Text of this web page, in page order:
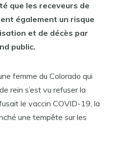
que les receveurs de
également un risque
et de décès par
public.
femme du Colorado qui
rein s’est vu refuser la
le vaccin COVID-19, la
une tempête sur les